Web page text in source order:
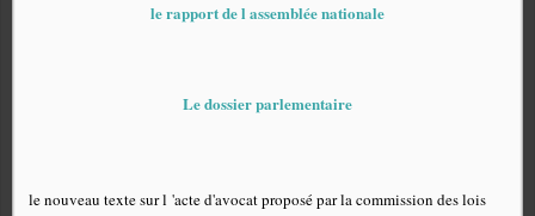
le rapport de l assemblée nationale
Le dossier parlementaire
le nouveau texte sur l 'acte d'avocat proposé par la commission des lois